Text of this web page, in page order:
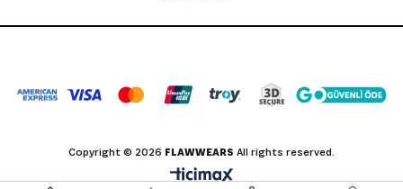
Copyright © 2026 FLAWWEARS All rights reserved.